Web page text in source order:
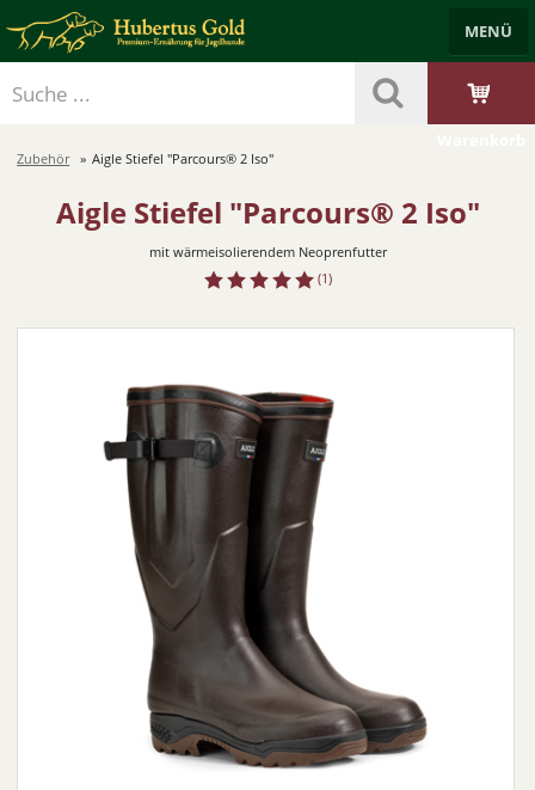
Händlerbereich Benutzerkonto Merkzettel
Zubehör
MENÜ
Zubehör Aigle Stiefel "Parcours® 2 Iso"
Aigle Stiefel "Parcours® 2 Iso"
mit wärmeisolierendem Neoprenfutter
(1)